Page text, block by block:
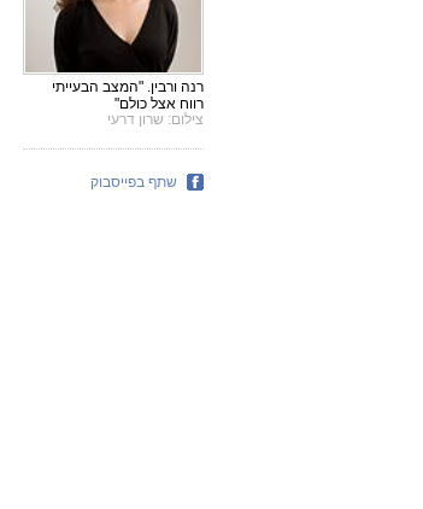
רנה ורבין. "המצב הבעייתי
רווח אצל כולם"
צילום: שרון דרעי
שתף בפייסבוק